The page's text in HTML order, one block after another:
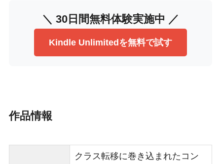
＼ 30日間無料体験実施中 ／
Kindle Unlimitedを無料で試す
作品情報
クラス転移に巻き込まれたコン